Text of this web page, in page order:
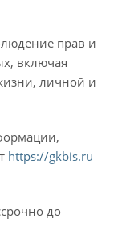
прав и
включая
личной и
https://gkbis.ru
до